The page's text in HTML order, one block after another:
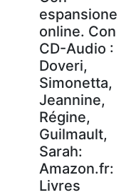
espansione
online. Con
CD-Audio :
Doveri,
Simonetta,
Jeannine,
Régine,
Guilmault,
Sarah:
Amazon.fr:
Livres